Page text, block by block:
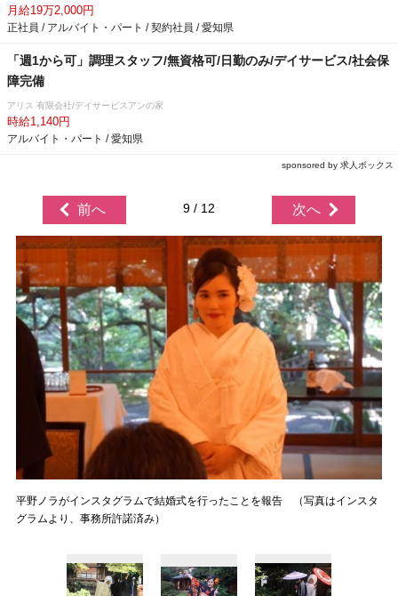
月給19万2,000円
正社員 / アルバイト・パート / 契約社員 / 愛知県
「週1から可」調理スタッフ/無資格可/日勤のみ/デイサービス/社会保
障完備
アリス 有限会社/デイサービスアンの家
時給1,140円
アルバイト・パート / 愛知県
sponsored by 求人ボックス
前へ 9 / 12 次へ
平野ノラがインスタグラムで結婚式を行ったことを報告 （写真はインスタ
グラムより、事務所許諾済み）